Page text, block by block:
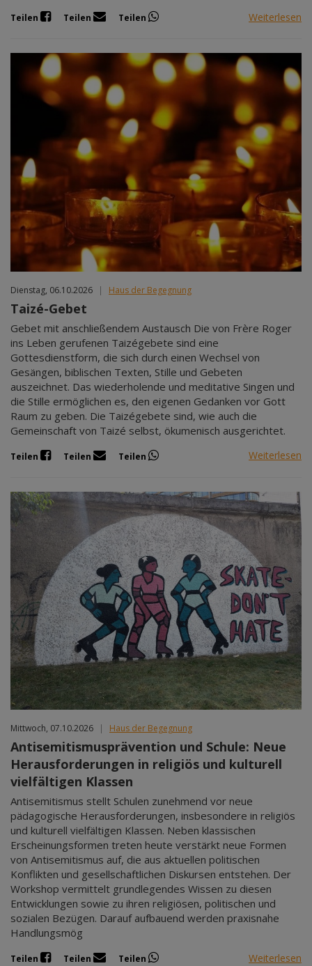
Teilen Teilen Teilen Weiterlesen
Dienstag, 06.10.2026 | Haus der Begegnung
Taizé-Gebet
Gebet mit anschließendem Austausch Die von Frère Roger
ins Leben gerufenen Taizégebete sind eine
Gottesdienstform, die sich durch einen Wechsel von
Gesängen, biblischen Texten, Stille und Gebeten
auszeichnet. Das wiederholende und meditative Singen und
die Stille ermöglichen es, den eigenen Gedanken vor Gott
Raum zu geben. Die Taizégebete sind, wie auch die
Gemeinschaft von Taizé selbst, ökumenisch ausgerichtet.
Teilen Teilen Teilen Weiterlesen
Mittwoch, 07.10.2026 | Haus der Begegnung
Antisemitismusprävention und Schule: Neue
Herausforderungen in religiös und kulturell
vielfältigen Klassen
Antisemitismus stellt Schulen zunehmend vor neue
pädagogische Herausforderungen, insbesondere in religiös
und kulturell vielfältigen Klassen. Neben klassischen
Erscheinungsformen treten heute verstärkt neue Formen
von Antisemitismus auf, die aus aktuellen politischen
Konflikten und gesellschaftlichen Diskursen entstehen. Der
Workshop vermittelt grundlegendes Wissen zu diesen
Entwicklungen sowie zu ihren religiösen, politischen und
sozialen Bezügen. Darauf aufbauend werden praxisnahe
Handlungsmög
Teilen Teilen Teilen Weiterlesen